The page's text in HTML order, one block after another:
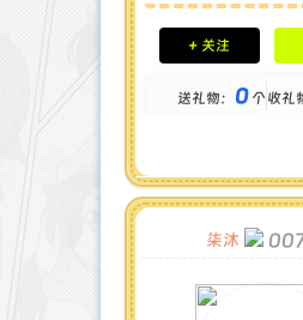
积分成就
钻石 : 0 颗
金币 : 0 枚
+ 关注
送礼物： 0个收礼
柒沐